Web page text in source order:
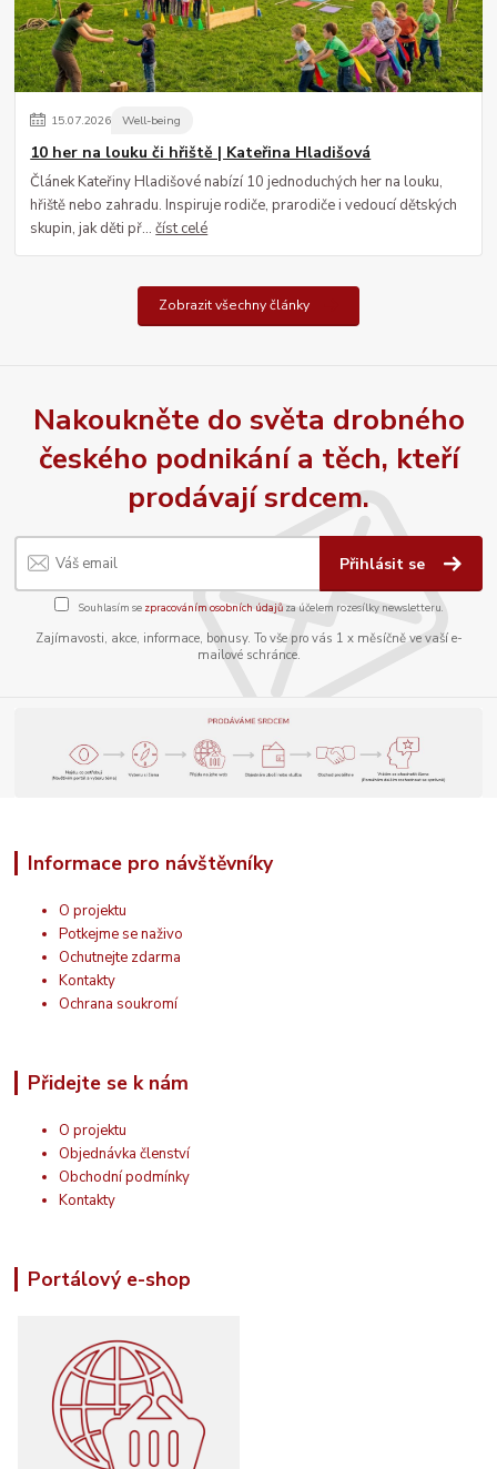
15.07.2026 Well-being
10 her na louku či hřiště | Kateřina Hladišová
Článek Kateřiny Hladišové nabízí 10 jednoduchých her na louku,
hřiště nebo zahradu. Inspiruje rodiče, prarodiče i vedoucí dětských
skupin, jak děti př...číst celé
Zobrazit všechny články
Nakoukněte do světa drobného
českého podnikání a těch, kteří
prodávají srdcem.
Přihlásit se
Souhlasím se zpracováním osobních údajůza účelem rozesílky newsletteru.
Zajímavosti, akce, informace, bonusy. To vše pro vás 1 x měsíčně ve vaší e-
mailové schránce.
Informace pro návštěvníky
O projektu
Potkejme se naživo
Ochutnejte zdarma
Kontakty
Ochrana soukromí
Přidejte se k nám
O projektu
Objednávka členství
Obchodní podmínky
Kontakty
Portálový e-shop